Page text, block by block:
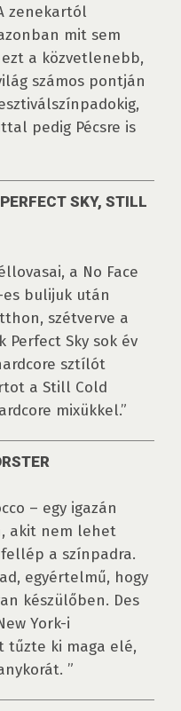
zenekartól
mit sem
a közvetlenebb,
számos pontján
pedig Pécsre is
SKY, STILL
a No Face
es bulijuk után
szétverve a
Perfect Sky sok év
sztílót
a Still Cold
mixükkel.”
– egy igazán
akit nem lehet
a színpadra.
egyértelmű, hogy
készülőben. Des
York-i
tűzte ki maga elé,
”